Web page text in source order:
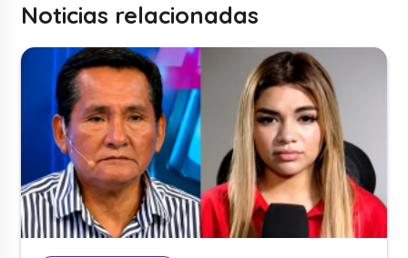
Noticias relacionadas